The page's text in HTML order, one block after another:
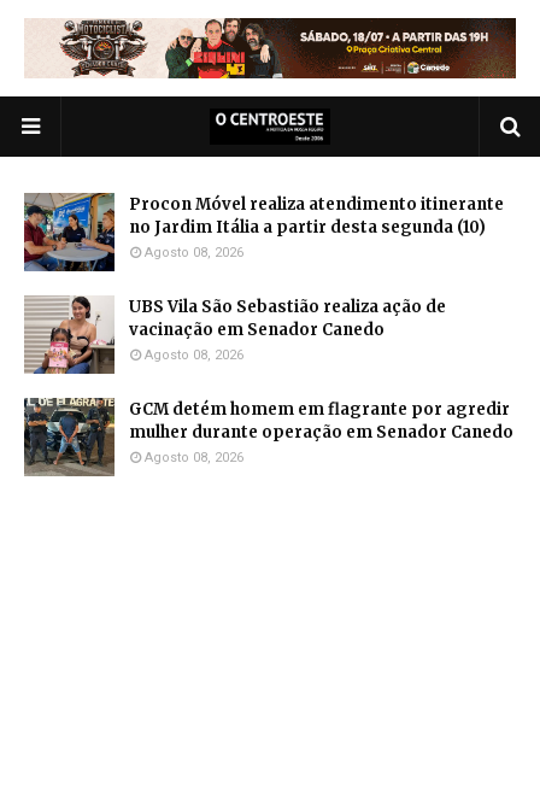
Procon Móvel realiza atendimento itinerante
no Jardim Itália a partir desta segunda (10)
Agosto 08, 2026
UBS Vila São Sebastião realiza ação de
vacinação em Senador Canedo
Agosto 08, 2026
GCM detém homem em flagrante por agredir
mulher durante operação em Senador Canedo
Agosto 08, 2026